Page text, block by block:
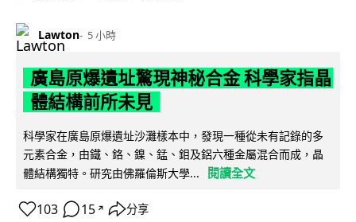
Lawton 5 小時
廣島原爆遺址驚現神秘合金 科學家指晶
體結構前所未見
科學家在廣島原爆遺址沙灘樣本中，發現一種從未有記錄的多
元素合金，由鐵、鉻、鎳、錳、鉬及鋁六種金屬混合而成，晶
體結構獨特。研究由佛羅倫斯大學...
閱讀全文
103 15 ↗ 分享